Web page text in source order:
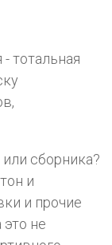
тотальная
сборника?
и
и прочие
не